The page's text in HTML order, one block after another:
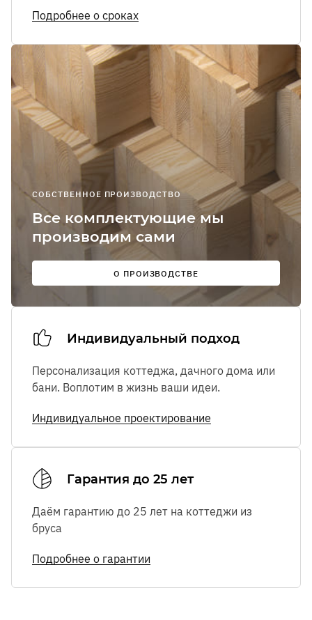
сообщений
Мы в
соцсетях:
Подробнее о сроках
СОБСТВЕННОЕ ПРОИЗВОДСТВО
Все комплектующие мы
производим сами
О ПРОИЗВОДСТВЕ
Индивидуальный подход
Персонализация коттеджа, дачного дома или
бани. Воплотим в жизнь ваши идеи.
Индивидуальное проектирование
Гарантия до 25 лет
Даём гарантию до 25 лет на коттеджи из
бруса
Подробнее о гарантии